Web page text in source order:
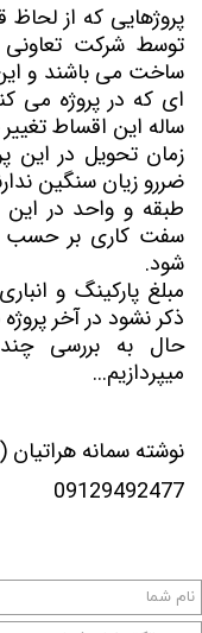
پروژهایی که از
توسط شرکت
ساخت می باشند و
ای که در پروژه می
ساله این اقساط
زمان تحویل در این
ضررو زیان سنگین
طبقه و واحد در
سفت کاری بر
شود.
مبلغ پارکینگ و
ذکر نشود در آخر
حال به بررسی چند
میپردازیم...
نوشته سمانه هراتیان
09129492477